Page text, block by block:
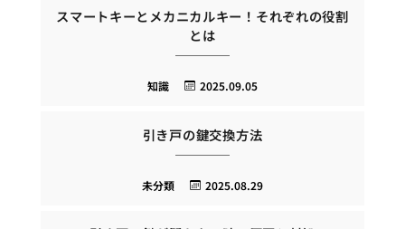
スマートキーとメカニカルキー！それぞれの役割
とは
2025.09.05
知識
引き戸の鍵交換方法
2025.08.29
未分類